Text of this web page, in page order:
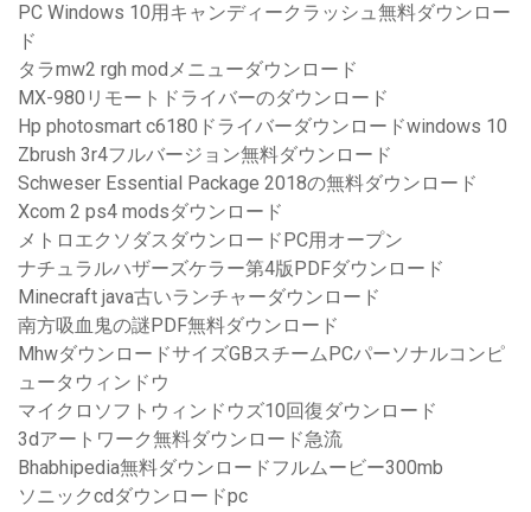
PC Windows 10用キャンディークラッシュ無料ダウンロー
ド
タラmw2 rgh modメニューダウンロード
MX-980リモートドライバーのダウンロード
Hp photosmart c6180ドライバーダウンロードwindows 10
Zbrush 3r4フルバージョン無料ダウンロード
Schweser Essential Package 2018の無料ダウンロード
Xcom 2 ps4 modsダウンロード
メトロエクソダスダウンロードPC用オープン
ナチュラルハザーズケラー第4版PDFダウンロード
Minecraft java古いランチャーダウンロード
南方吸血鬼の謎PDF無料ダウンロード
MhwダウンロードサイズGBスチームPCパーソナルコンピ
ュータウィンドウ
マイクロソフトウィンドウズ10回復ダウンロード
3dアートワーク無料ダウンロード急流
Bhabhipedia無料ダウンロードフルムービー300mb
ソニックcdダウンロードpc